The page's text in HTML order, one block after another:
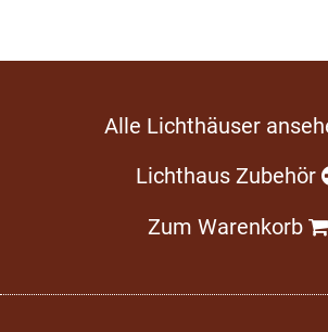
Alle Lichthäuser
Lichthaus Zubehör
Zum Warenkorb